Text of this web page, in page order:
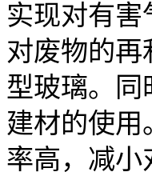
实现对有
对废物的
型玻璃。
建材的使
率高，减小